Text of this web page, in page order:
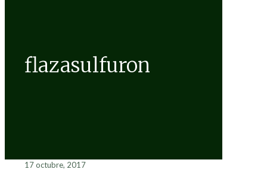
flazasulfuron
17 octubre, 2017